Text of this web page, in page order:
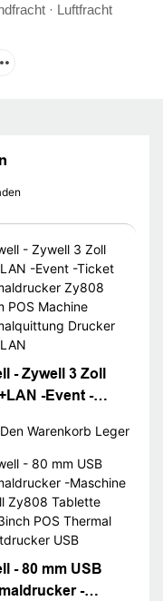
· Luftfracht
- Zywell 3 Zoll
-Event -
80mm POS
USB+LAN
Warenkorb Legen
- 80 mm USB
-